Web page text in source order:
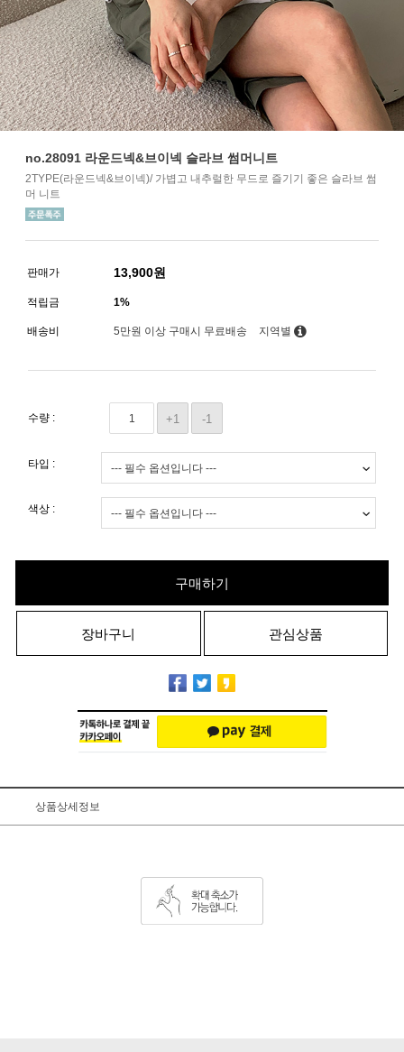
no.28091 라운드넥&브이넥 슬라브 썸머니트
2TYPE(라운드넥&브이넥)/ 가볍고 내추럴한 무드로 즐기기 좋은 슬라브 썸
머 니트
판매가 13,900원
적립금 1%
배송비 5만원 이상 구매시 무료배송 지역별
수량 : +1 -1
타입 :
색상 :
구매하기
장바구니 관심상품
상품상세정보